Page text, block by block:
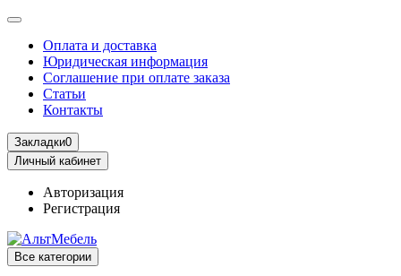
Оплата и доставка
Юридическая информация
Соглашение при оплате заказа
Статьи
Контакты
Закладки0
Личный кабинет
Авторизация
Регистрация
Все категории